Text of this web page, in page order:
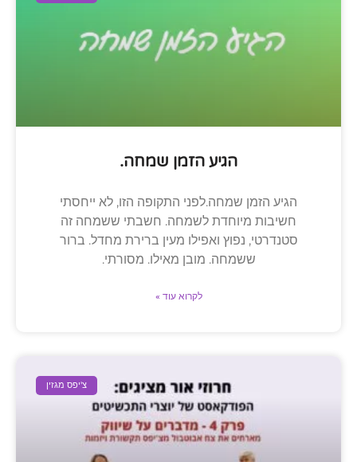
הגיע הזמן שמחה.
הגיע הזמן שמחה.לפני התקופה הזו, לא ייחסתי
חשיבות מיוחדת לשמחה. חשבתי ששמחה זה
סטנדרטי, נפוץ ואפילו מעין ברירת מחדל. ברור
ששמחה. מובן מאילו. מסורתי.
לקרוא עוד »
צ'יפס מגזין